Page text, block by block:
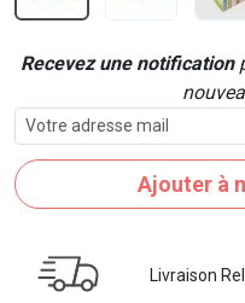
Recevez une notification
Ajouter à
Livraison